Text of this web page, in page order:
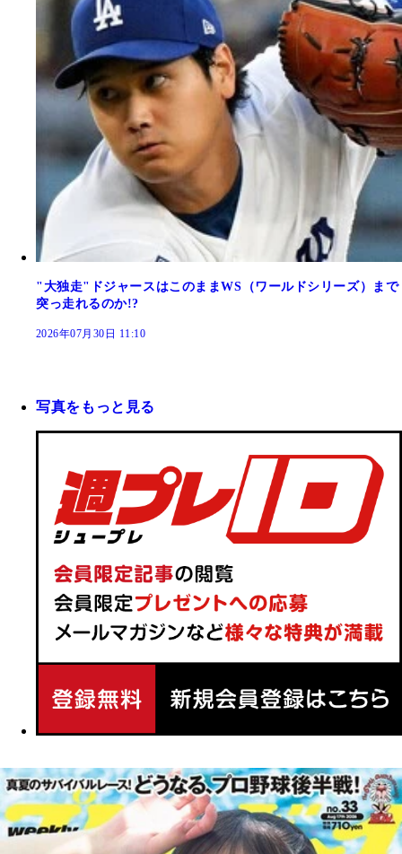
"大独走"ドジャースはこのままWS（ワールドシリーズ）まで
突っ走れるのか!?
2026年07月30日 11:10
写真をもっと見る